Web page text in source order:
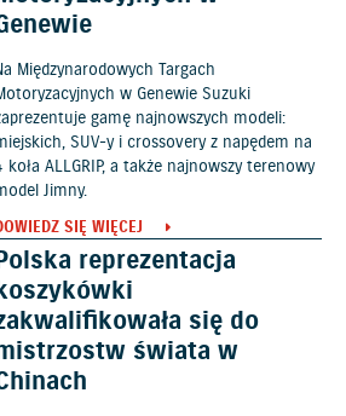
Międzynarodowych Targach
w Genewie Suzuki
gamę najnowszych modeli:
SUV-y i crossovery z napędem na
koła ALLGRIP, a także najnowszy terenowy
Jimny.
SIĘ WIĘCEJ
reprezentacja
się do
świata w